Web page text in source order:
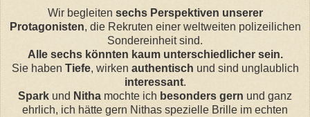
Wir begleiten sechs Perspektiven unserer
Protagonisten, die Rekruten einer weltweiten polizeilichen
Sondereinheit sind.
Alle sechs könnten kaum unterschiedlicher sein.
Sie haben Tiefe, wirken authentisch und sind unglaublich
interessant.
Spark und Nitha mochte ich besonders gern und ganz
ehrlich, ich hätte gern Nithas spezielle Brille im echten